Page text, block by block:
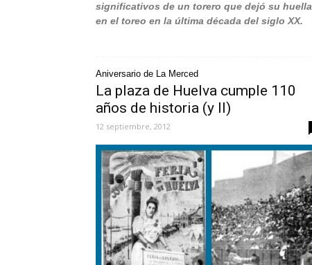
significativos de un torero que dejó su huella
en el toreo en la última década del siglo XX.
Aniversario de La Merced
La plaza de Huelva cumple 110
años de historia (y II)
12 septiembre, 2012